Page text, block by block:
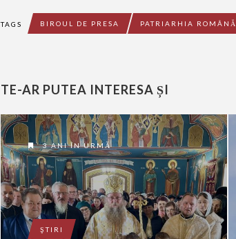
TAGS BIROUL DE PRESA PATRIARHIA ROMÂNĂ
TE-AR PUTEA INTERESA ȘI
3 ANI ÎN URMĂ
ŞTIRI